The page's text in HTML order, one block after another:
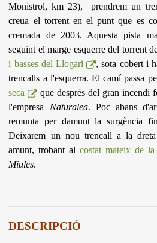
Monistrol, km 23), prendrem un
creua el torrent en el punt que es
cremada de 2003. Aquesta pista
seguint el marge esquerre del torrent
i basses del Llogari
, sota cobert i
trencalls a l'esquerra. El camí passa
seca
que després del gran incendi
l'empresa Naturalea. Poc abans
remunta per damunt la surgència
Deixarem un nou trencall a la
amunt, trobant alcostat mateix de la
Miules.
DESCRIPCIÓ